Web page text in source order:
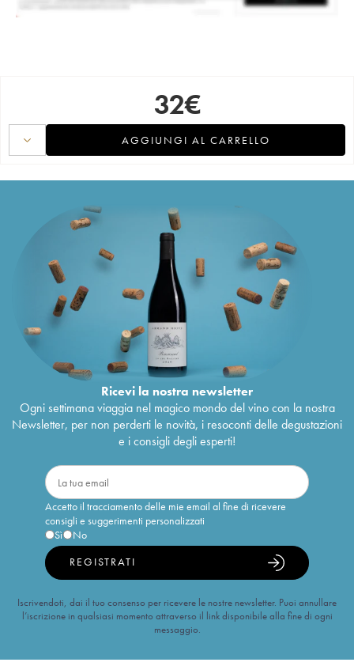
32€
AGGIUNGI AL CARRELLO
Ricevi la nostra newsletter
Ogni settimana viaggia nel magico mondo del vino con la nostra
Newsletter, per non perderti le novità, i resoconti delle degustazioni
e i consigli degli esperti!
Accetto il tracciamento delle mie email al fine di ricevere
consigli e suggerimenti personalizzati
Sì
No
REGISTRATI
Iscrivendoti, dai il tuo consenso per ricevere le nostre newsletter. Puoi annullare
l’iscrizione in qualsiasi momento attraverso il link disponibile alla fine di ogni
messaggio.